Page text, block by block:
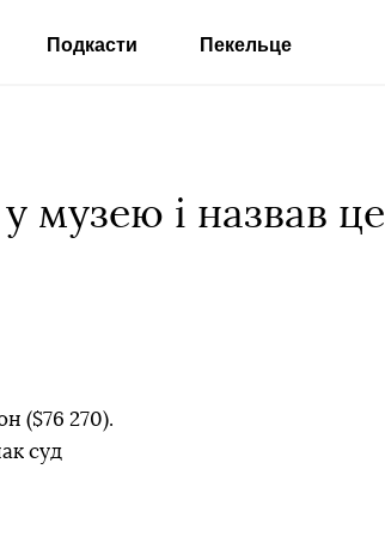
Подкасти Пекельце
музею і назвав це
($76 270).
суд